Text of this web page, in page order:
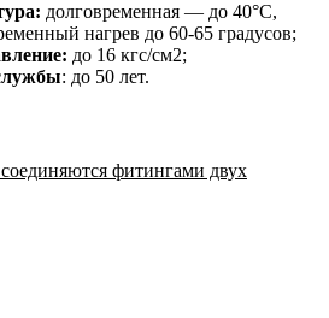
долговременная — до 40°С,
нагрев до 60-65 градусов;
до 16 кгс/см2;
: до 50 лет.
фитингами двух